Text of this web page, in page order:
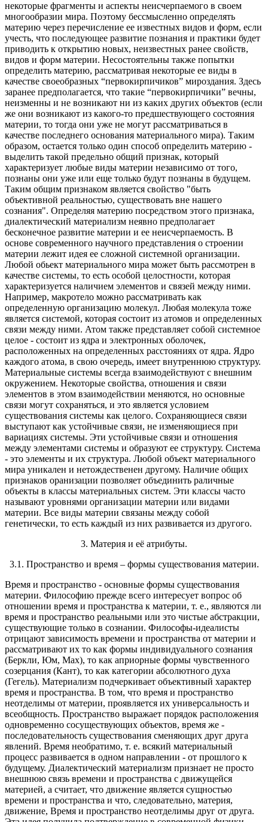
некоторые фрагменты и аспекты неисчерпаемого в своем
многообразии мира. Поэтому бессмысленно определять
материю через перечисление ее известных видов и форм, если
учесть, что последующее развитие познания и практики будет
приводить к открытию новых, неизвестных ранее свойств,
видов и форм материи. Несостоятельны также попытки
определить материю, рассматривая некоторые ее виды в
качестве своеобразных “первокирпичиков” мироздания. Здесь
заранее предполагается, что такие “первокирпичики” вечны,
неизменны и не возникают ни из каких других объектов (если
же они возникают из какого-то предшествующего состояния
материи, то тогда они уже не могут рассматриваться в
качестве последнего основания материального мира). Таким
образом, остается только один способ определить материю -
выделить такой предельно общий признак, который
характеризует любые виды материи независимо от того,
познаны они уже или еще только будут познаны в будущем.
Таким общим признаком является свойство "быть
объективной реальностью, существовать вне нашего
сознания". Определяя материю посредством этого признака,
диалектический материализм неявно предполагает
бесконечное развитие материи и ее неисчерпаемость. В
основе современного научного представления о строении
материи лежит идея ее сложной системной организации.
Любой обьект материального мира может быть рассмотрен в
качестве системы, то есть особой целостности, которая
характеризуется наличием элементов и связей между ними.
Например, макротело можно рассматривать как
определенную организацию молекул. Любая молекула тоже
является системой, которая состоит из атомов и определенных
связи между ними. Атом также представляет собой системное
целое - состоит из ядра и электронных оболочек,
расположенных на определенных расстояниях от ядра. Ядро
каждого атома, в свою очередь, имеет внутреннюю структуру.
Материальные системы всегда взаимодействуют с внешним
окружением. Некоторые свойства, отношения и связи
элементов в этом взаимодействии меняются, но основные
связи могут сохраняться, и это является условием
существования системы как целого. Сохраняющиеся связи
выступают как устойчивые связи, не изменяющиеся при
вариациях системы. Эти устойчивые связи и отношения
между элементами системы и образуют ее структуру. Система
- это элементы и их структура. Любой объект материального
мира уникален и нетождественен другому. Наличие общих
признаков оранизации позволяет объединить раличные
объекты в классы материальных систем. Эти классы часто
называют уровнями организации материи или видами
материи. Все виды материи связаны между собой
генетически, то есть каждый из них развивается из другого.
3. Материя и её атрибуты.
3.1. Пространство и время – формы существования материи.
Время и пространство - основные формы существования
материи. Философию прежде всего интересует вопрос об
отношении время и пространства к материи, т. е., являются ли
время и пространство реальными или это чистые абстракции,
существующие только в сознании. Философы-идеалисты
отрицают зависимость времени и пространства от материи и
рассматривают их то как формы индивидуального сознания
(Беркли, Юм, Мах), то как априорные формы чувственного
созерцания (Кант), то как категории абсолютного духа
(Гегель). Материализм подчеркивает объективный характер
время и пространства. В том, что время и пространство
неотделимы от материи, проявляется их универсальность и
всеобщность. Пространство выражает порядок расположения
одновременно сосуществующих объектов, время же -
последовательность существования сменяющих друг друга
явлений. Время необратимо, т. е. всякий материальный
процесс развивается в одном направлении - от прошлого к
будущему. Диалектический материализм признает не просто
внешнюю связь времени и пространства с движущейся
материей, а считает, что движение является сущностью
времени и пространства и что, следовательно, материя,
движение, Время и пространство неотделимы друг от друга.